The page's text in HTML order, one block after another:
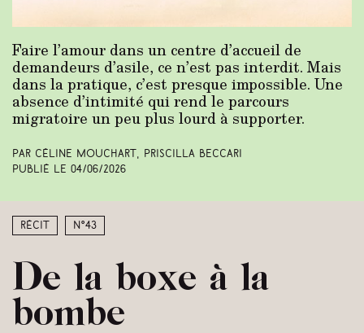
Faire l’amour dans un centre d’accueil de
demandeurs d’asile, ce n’est pas interdit. Mais
dans la pratique, c’est presque impossible. Une
absence d’intimité qui rend le parcours
migratoire un peu plus lourd à supporter.
Par Céline Mouchart, Priscilla Beccari
Publié le 04/06/2026
Récit N°43
De la boxe à la
bombe